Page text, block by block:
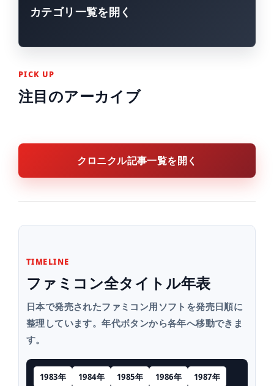
カテゴリ一覧を開く
PICK UP
注目のアーカイブ
クロニクル記事一覧を開く
TIMELINE
ファミコン全タイトル年表
日本で発売されたファミコン用ソフトを発売日順に
整理しています。年代ボタンから各年へ移動できま
す。
1983年 1984年 1985年 1986年
1987年